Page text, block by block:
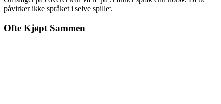
påvirker ikke språket i selve spillet.
Ofte Kjøpt Sammen